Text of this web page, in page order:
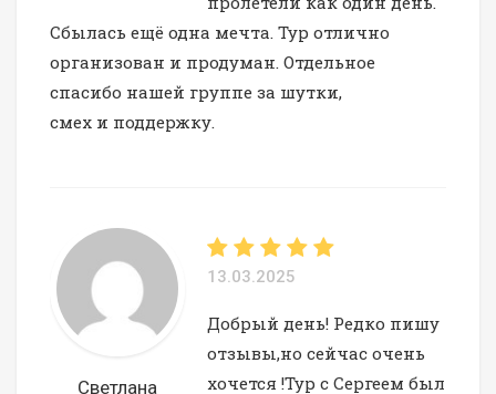
Сбылась ещё одна мечта. Тур отлично
организован и продуман. Отдельное
спасибо нашей группе за шутки,
смех и поддержку.
Светлана
13.03.2025
Добрый день! Редко пишу
отзывы,но сейчас очень
хочется !Тур с Сергеем был